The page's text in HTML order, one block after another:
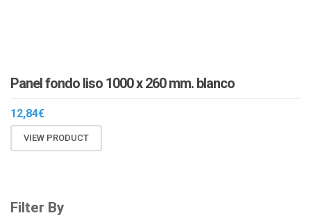
Panel fondo liso 1000 x 260 mm. blanco
12,84€
VIEW PRODUCT
Filter By